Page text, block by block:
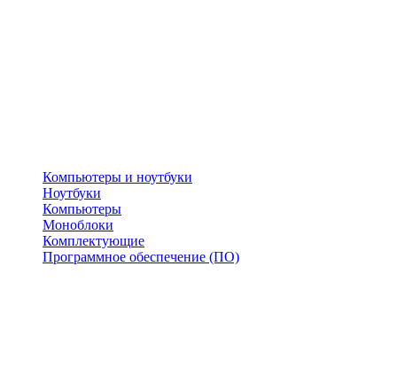
Компьютеры и ноутбуки
Ноутбуки
Компьютеры
Моноблоки
Комплектующие
Программное обеспечение (ПО)